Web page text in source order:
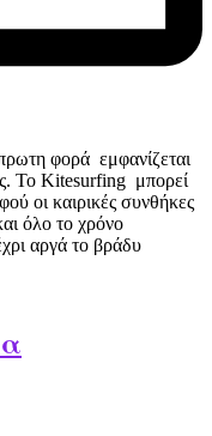
φορά εμφανίζεται
Το Kitesurfing μπορεί
οι καιρικές συνθήκες
όλο το χρόνο
αργά το βράδυ